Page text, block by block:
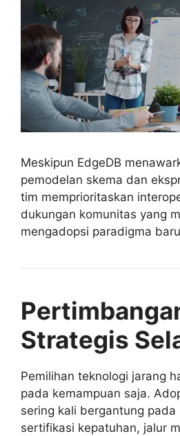
Meskipun EdgeDB
pemodelan skema dan
tim memprioritaskan
dukungan komunitas yang
mengadopsi paradigma
Strategis
Pemilihan teknologi jarang
pada kemampuan saja.
sering kali bergantung
sertifikasi kepatuhan, jalur